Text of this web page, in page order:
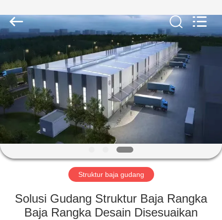
RUMAH
PRODUK
VIDEO
PERTUNJUKAN
VR
TENTANG
KAMI
Co.,
Ltd..
All
Rights
Struktur baja gudang
Solusi Gudang Struktur Baja Rangka
Baja Rangka Desain Disesuaikan